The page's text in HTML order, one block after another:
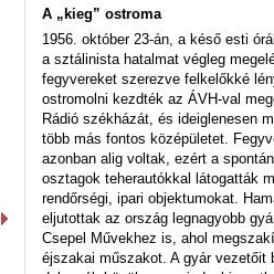
A „kieg” ostroma
1956. október 23-án, a késő esti
a sztálinista hatalmat végleg
fegyvereket szerezve felkelőkké
ostromolni kezdték az ÁVH-val
Rádió székházát, és ideiglenesen
több más fontos középületet.
azonban alig voltak, ezért a
osztagok teherautókkal látogatták
rendőrségi, ipari objektumokat.
eljutottak az ország legnagyobb
Csepel Művekhez is, ahol
éjszakai műszakot. A gyár vezetőit